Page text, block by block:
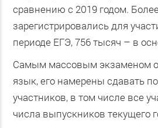
сравнению с 2019 годом.
зарегистрировались для
периоде ЕГЭ, 756 тысяч – в
Самым массовым экзаменом
язык, его намерены сдавать
участников, в том числе все
числа выпускников текущего